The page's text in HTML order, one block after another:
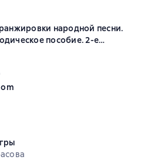
народной песни.
пособие. 2-е
рейтинг 0 на основе 0 оценок